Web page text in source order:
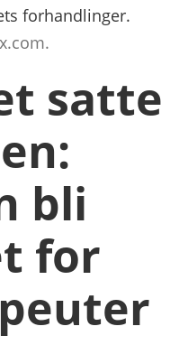
forhandlinger.
satte
bli
for